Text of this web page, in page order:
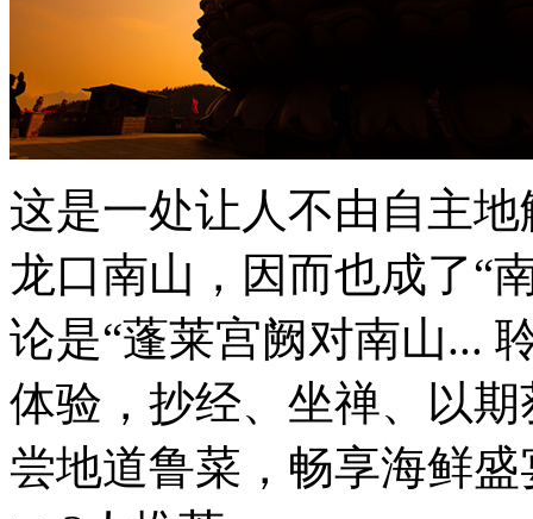
这是一处让人不由自主
龙口南山，因而也成了“
论是“蓬莱宫阙对南山...
体验，抄经、坐禅、以
尝地道鲁菜，畅享海鲜